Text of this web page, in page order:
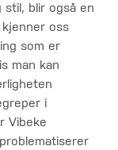
stil, blir også en
oss
som er
man kan
i
Vibeke